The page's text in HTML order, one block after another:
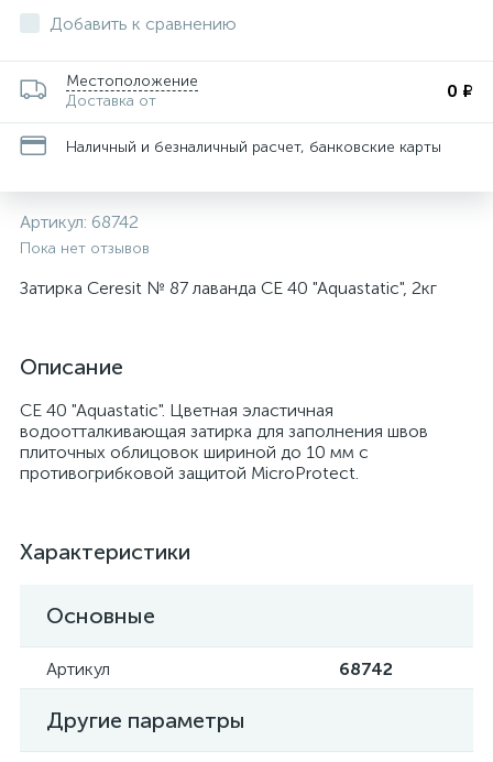
Добавить к сравнению
Местоположение
Доставка от
0 ₽
Наличный и безналичный расчет, банковские карты
Артикул: 68742
Пока нет отзывов
Затирка Ceresit № 87 лаванда CE 40 "Aquastatic", 2кг
Описание
CE 40 "Aquastatic". Цветная эластичная
водоотталкивающая затирка для заполнения швов
плиточных облицовок шириной до 10 мм с
противогрибковой защитой MicroProtect.
Характеристики
Основные
Артикул 68742
Другие параметры